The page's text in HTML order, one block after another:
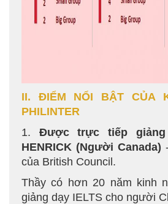
II. ĐIỂM NỔI BẬT CỦA
PHILINTER
1. Được trực tiếp
HENRICK (Người Canada)
của British Council.
Thầy có hơn 20 năm kinh
giảng dạy IELTS cho người